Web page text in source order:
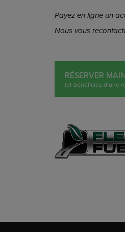
Payez en ligne un
Nous vous
RÉSERVER
(et bénéficiez d’une